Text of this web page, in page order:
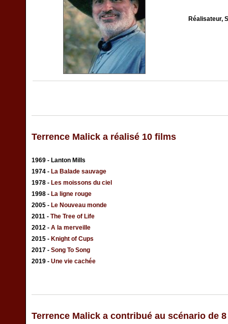
Réalisateur,
Terrence Malick a réalisé 10 films
1969 - Lanton Mills
1974 - La Balade sauvage
1978 - Les moissons du ciel
1998 - La ligne rouge
2005 - Le Nouveau monde
2011 - The Tree of Life
2012 - A la merveille
2015 - Knight of Cups
2017 - Song To Song
2019 - Une vie cachée
Terrence Malick a contribué au scénario de